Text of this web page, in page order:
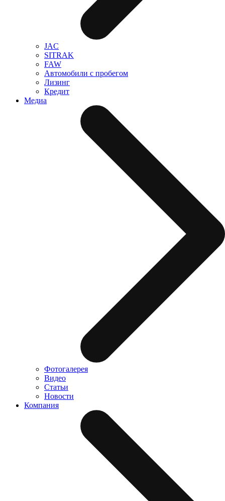
JAC
SITRAK
FAW
Автомобили с пробегом
Лизинг
Кредит
Медиа
Фотогалерея
Видео
Статьи
Новости
Компания